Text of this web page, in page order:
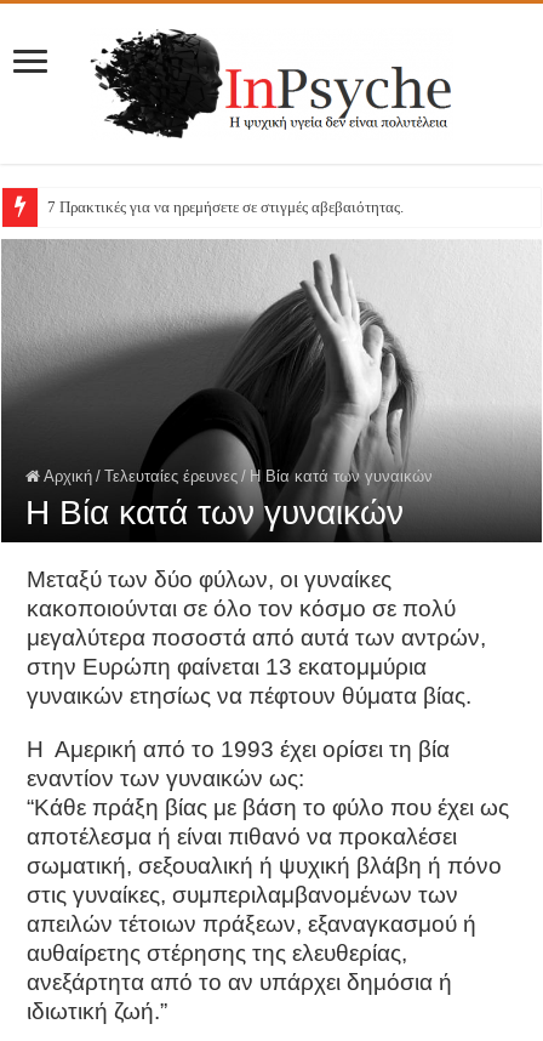
7 Πρακτικές για να ηρεμήσετε σε στιγμές αβεβαιότητας.
Αρχική / Τελευταίες έρευνες / H Βία κατά των γυναικών
H Βία κατά των γυναικών
Μεταξύ των δύο φύλων, οι γυναίκες
κακοποιούνται σε όλο τον κόσμο σε πολύ
μεγαλύτερα ποσοστά από αυτά των αντρών,
στην Ευρώπη φαίνεται 13 εκατομμύρια
γυναικών ετησίως να πέφτουν θύματα βίας.
Η Αμερική από το 1993 έχει ορίσει τη βία
εναντίον των γυναικών ως:
“Κάθε πράξη βίας με βάση το φύλο που έχει ως
αποτέλεσμα ή είναι πιθανό να προκαλέσει
σωματική, σεξουαλική ή ψυχική βλάβη ή πόνο
στις γυναίκες, συμπεριλαμβανομένων των
απειλών τέτοιων πράξεων, εξαναγκασμού ή
αυθαίρετης στέρησης της ελευθερίας,
ανεξάρτητα από το αν υπάρχει δημόσια ή
ιδιωτική ζωή.”